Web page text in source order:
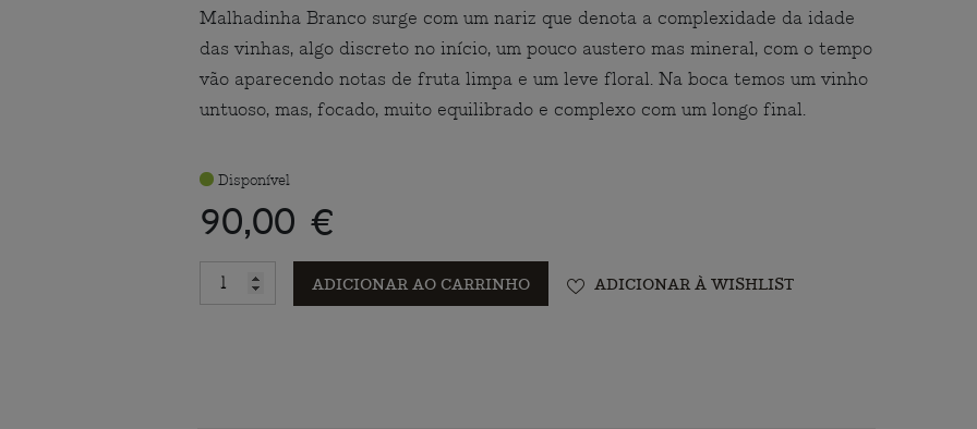
Disponível
90,00 €
ADICIONAR AO CARRINHO ADICIONAR À WISHLIST
Malhadinha Branco surge com um nariz que denota a complexidade da idade
das vinhas, algo discreto no início, um pouco austero mas mineral, com o tempo
vão aparecendo notas de fruta limpa e um leve floral. Na boca temos um vinho
untuoso, mas, focado, muito equilibrado e complexo com um longo final.